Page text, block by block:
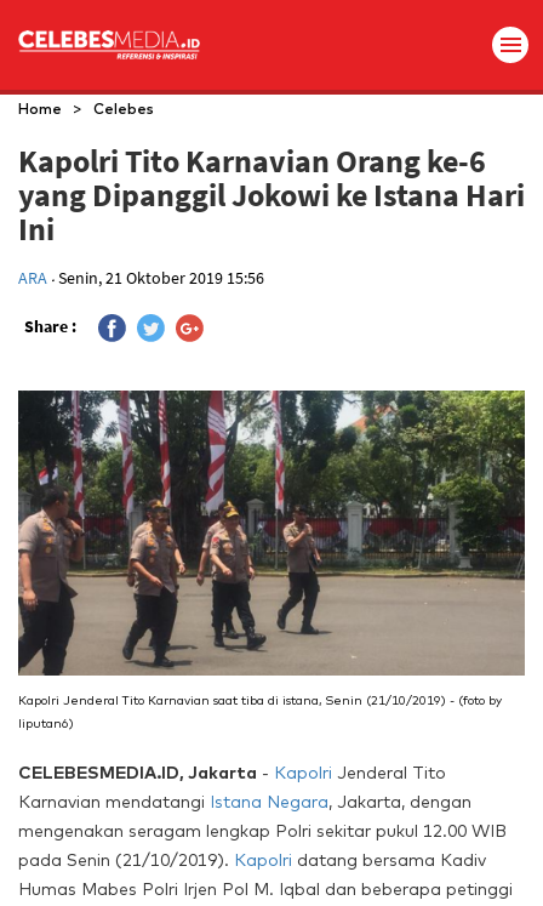
Home > Celebes
Kapolri Tito Karnavian Orang ke-6
yang Dipanggil Jokowi ke Istana Hari
Ini
ARA .Senin, 21 Oktober 2019 15:56
Share :
Kapolri Jenderal Tito Karnavian saat tiba di istana, Senin (21/10/2019) - (foto by
liputan6)
CELEBESMEDIA.ID, Jakarta - Kapolri Jenderal Tito
Karnavian mendatangi Istana Negara, Jakarta, dengan
mengenakan seragam lengkap Polri sekitar pukul 12.00 WIB
pada Senin (21/10/2019). Kapolri datang bersama Kadiv
Humas Mabes Polri Irjen Pol M. Iqbal dan beberapa petinggi